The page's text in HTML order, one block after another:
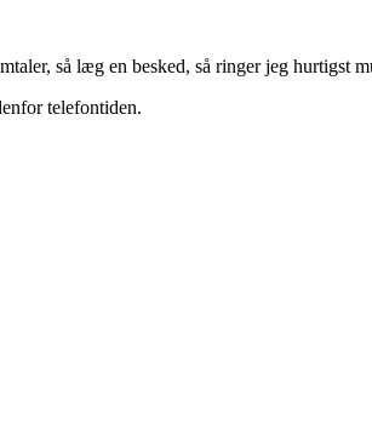
så læg en besked, så ringer jeg hurtigst
telefontiden.